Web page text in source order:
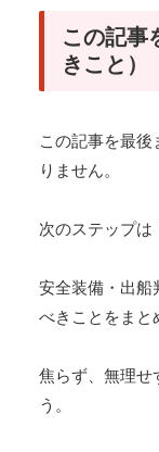
この記事
きこと）
この記事を最
りません。
次のステップは
安全装備・出船
べきことをまと
焦らず、無理せ
う。